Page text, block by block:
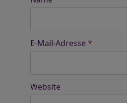
E-Mail-Adresse *
Website